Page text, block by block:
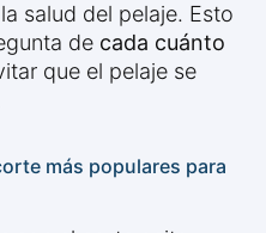
salud del pelaje. Esto
de cada cuánto
que el pelaje se
más populares para